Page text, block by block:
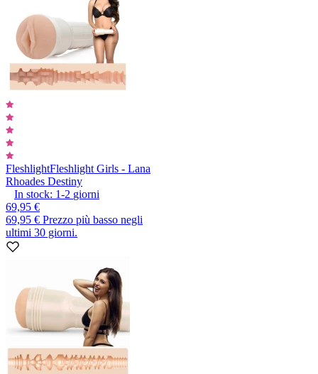
FleshlightFleshlight Girls - Lana
Rhoades Destiny
In stock: 1-2 giorni
69,95 €
69,95 € Prezzo più basso negli
ultimi 30 giorni.